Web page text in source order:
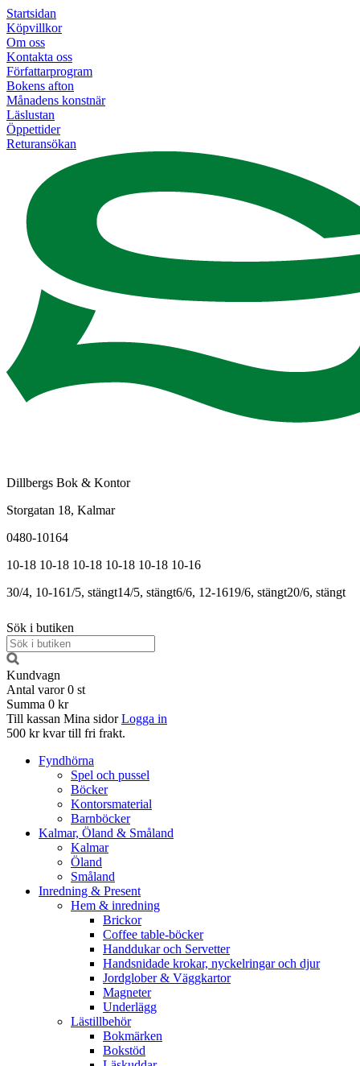
Startsidan
Köpvillkor
Om oss
Kontakta oss
Författarprogram
Bokens afton
Månadens konstnär
Läslustan
Öppettider
Returansökan
Dillbergs Bok & Kontor
Storgatan 18, Kalmar
0480-10164
10-18 10-18 10-18 10-18 10-18 10-16
30/4, 10-161/5, stängt14/5, stängt6/6, 12-1619/6, stängt20/6, stängt
Sök i butiken
Kundvagn
Antal varor 0 st
Summa 0 kr
Till kassan Mina sidor Logga in
500 kr kvar till fri frakt.
Fyndhörna
Spel och pussel
Böcker
Kontorsmaterial
Barnböcker
Kalmar, Öland & Småland
Kalmar
Öland
Småland
Inredning & Present
Hem & inredning
Brickor
Coffee table-böcker
Handdukar och Servetter
Handsnidade krokar, nyckelringar och djur
Jordglober & Väggkartor
Magneter
Underlägg
Lästillbehör
Bokmärken
Bokstöd